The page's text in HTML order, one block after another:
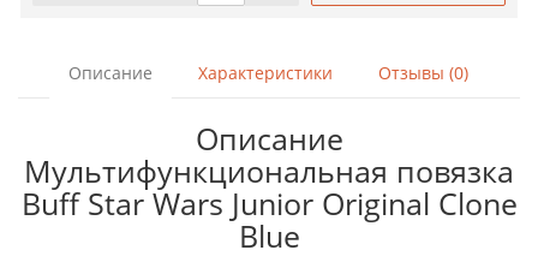
Описание Характеристики Отзывы (0)
Описание
Мультифункциональная повязка
Buff Star Wars Junior Original Clone
Blue